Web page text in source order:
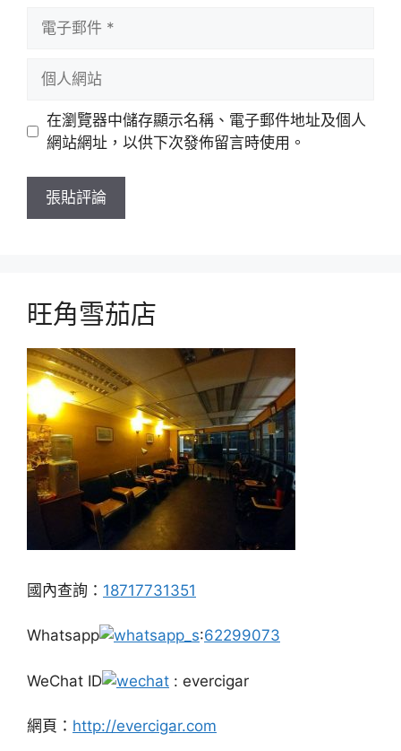
站
在瀏覽器中儲存顯示名稱、電子郵件地址及個人
網站網址，以供下次發佈留言時使用。
旺角雪茄店
國內查詢： 18717731351
Whatsapp :62299073
WeChat ID : evercigar
網頁： http://evercigar.com